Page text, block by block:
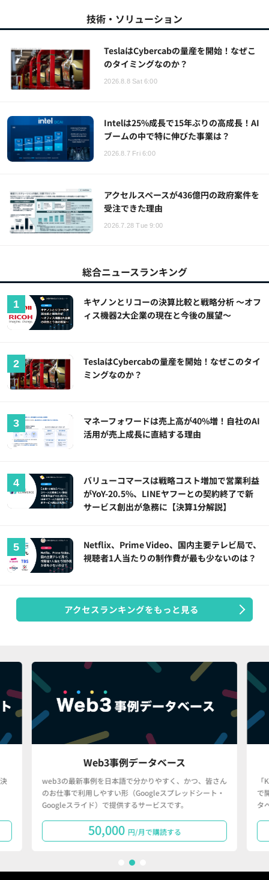
技術・ソリューション
TeslaはCybercabの量産を開始！なぜこ
のタイミングなのか？
2026.8.8 Sat 6:00
Intelは25%成長で15年ぶりの高成長！AI
ブームの中で特に伸びた事業は？
2026.8.7 Fri 6:00
アクセルスペースが436億円の政府案件を
受注できた理由
2026.7.28 Tue 9:00
総合ニュースランキング
キヤノンとリコーの決算比較と戦略分析 ～オフ
ィス機器2大企業の現在と今後の展望～
TeslaはCybercabの量産を開始！なぜこのタイ
ミングなのか？
マネーフォワードは売上高が40%増！自社のAI
活用が売上成長に直結する理由
バリューコマースは戦略コスト増加で営業利益
がYoY-20.5%、LINEヤフーとの契約終了で新
サービス創出が急務に【決算1分解説】
Netflix、Prime Video、国内主要テレビ局で、
視聴者1人当たりの制作費が最も少ないのは？
アクセスランキングをもっと見る
Web3事例データベース
web3の最新事例を日本語で分かりやすく、かつ、皆さん
のお仕事で利用しやすい形（Googleスプレッドシート・
Googleスライド）で提供するサービスです。
50,000 円/月で購読する
で
タ